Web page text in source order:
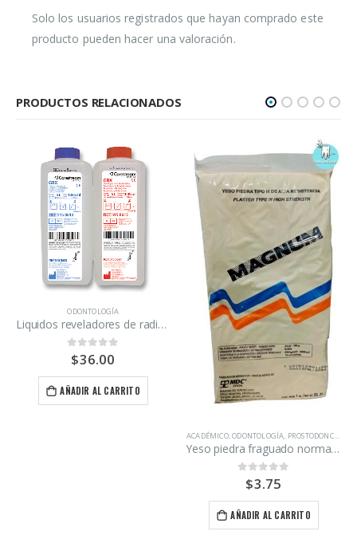
Solo los usuarios registrados que hayan comprado este
producto pueden hacer una valoración.
PRODUCTOS RELACIONADOS
ODONTOLOGÍA
Liquidos reveladores de radiografías Carestream kit revelador y fijador
0out of 5
$36.00
AÑADIR AL CARRITO
ACADÉMICO,ODONTOLOGÍA, PROSTODONCIA
Yeso piedra fraguado normal Magnum kilo
out of 5
$3.75
AÑADIR AL CARRITO